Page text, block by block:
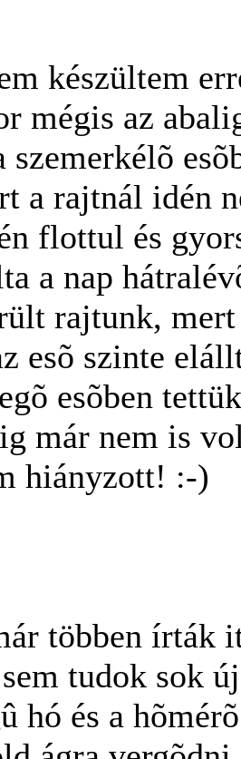
készültem
mégis az
szemerkélõ
a rajtnál idén
flottul és
a nap
rajtunk,
esõ szinte
esõben
már nem is
hiányzott! :-)
többen írták
tudok sok
hó és a